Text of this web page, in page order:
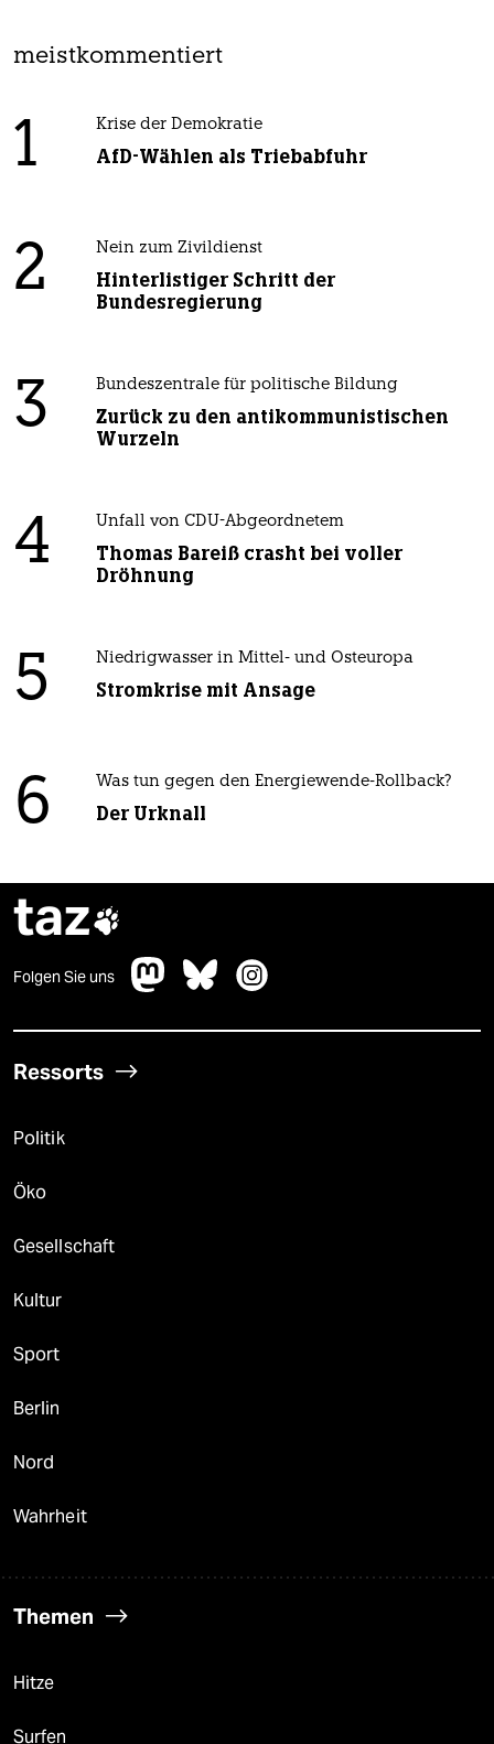
meistkommentiert
1 Krise der Demokratie
AfD-Wählen als Triebabfuhr
2 Nein zum Zivildienst
Hinterlistiger Schritt der
Bundesregierung
3 Bundeszentrale für politische Bildung
Zurück zu den antikommunistischen
Wurzeln
4 Unfall von CDU-Abgeordnetem
Thomas Bareiß crasht bei voller
Dröhnung
5 Niedrigwasser in Mittel- und Osteuropa
Stromkrise mit Ansage
6 Was tun gegen den Energiewende-Rollback?
Der Urknall
taz
Folgen Sie uns
Ressorts
Politik
Öko
Gesellschaft
Kultur
Sport
Berlin
Nord
Wahrheit
Themen
Hitze
Surfen